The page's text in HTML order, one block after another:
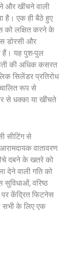
और खींचने वाली
है। एक ही बैठे हुए
को लक्षित करने के
डोरसी और
हैं। यह पुश-पुल
की अधिक कसरत
सिलेंडर प्रतिरोध
रूप से
से धक्का या खींचते
सीटिंग से
वातावरण
दबने के खतरे को
देने वाली गति को
वरिष्ठ
पर केंद्रित फिटनेस
सभी के लिए एक